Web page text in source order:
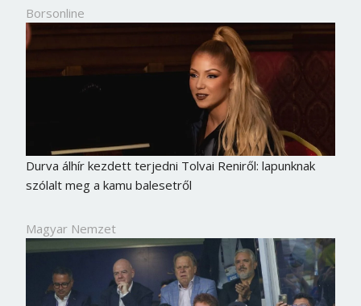
Borsonline
Durva álhír kezdett terjedni Tolvai Reniről: lapunknak
szólalt meg a kamu balesetről
Magyar Nemzet